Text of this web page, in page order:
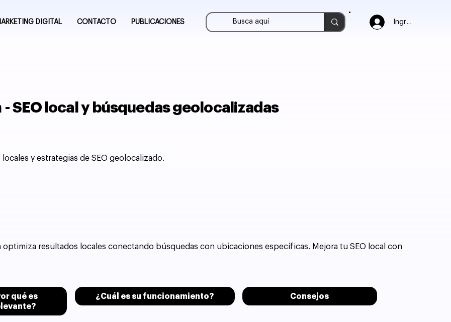
Ingresar
DIGITAL CONTACTO PUBLICACIONES
SEO local y búsquedas geolocalizadas
y estrategias de SEO geolocalizado.
optimiza resultados locales conectando búsquedas con ubicaciones específicas. Mejora tu SEO local con
qué es
¿Cuál es su funcionamiento? Consejos